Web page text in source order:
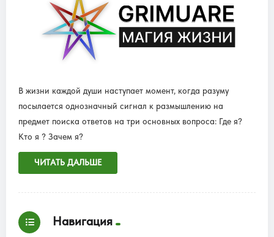
В жизни каждой души наступает момент, когда разуму
посылается однозначный сигнал к размышлению на
предмет поиска ответов на три основных вопроса: Где я?
Кто я ? Зачем я?
ЧИТАТЬ ДАЛЬШЕ
Навигация